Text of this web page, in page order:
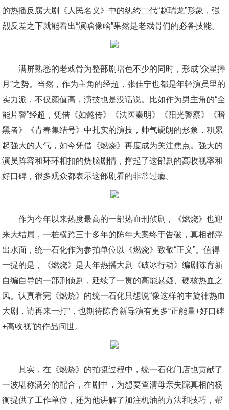
的热播反腐大剧《人民名义》中的纨绔二代“赵瑞龙”形象，强
烈反差之下就能看出“演啥像啥”果然是老戏骨们的必备技能。
满屏熟悉的老戏骨为整部剧增色不少的同时，形成“众星捧
月”之势。当然，作为主角的经超，张佳宁也都是年轻演员里的
实力派，不仅颜值高，演技也是没话说。比如作为男主角的“全
能片警”经超，凭借《如懿传》《法医秦明》《阳光警察》《暗
黑者》《青春集结号》中扎实的演技，帅气硬朗的形象，积累
起强大的人气，如今凭借《燃烧》再度成为关注焦点。强大的
演员阵容和环环相扣的烧脑剧情，撑起了这部剧的高收视率和
好口碑，很多观众都表示这部剧看的非常过瘾。
作为今年以来热度最高的一部热血刑侦剧，《燃烧》也迎
来大结局，一桩横跨三十多年的陈年大案终于告破，真相都浮
出水面，统一石化作为参拍单位以《燃烧》致敬“正义”。值得
一提的是，《燃烧》是去年热播大剧《破冰行动》编剧陈育新
自编自导的一部刑侦剧，延续了一贯的高能悬疑、硬核热血之
风。认真看完《燃烧》的统一石化只想说“像这样的主旋律热血
大剧，请再来一打”，也期待陈育新导演有更多“正能量+好口碑
+高收视”的作品问世。
其实，在《燃烧》的拍摄过程中，统一石化门店也贡献了
一波堪称满分的配合，在剧中，为想要查清母亲失踪真相的杨
衡提供了工作单位，还为他讲解了加注机油的方法和技巧，帮